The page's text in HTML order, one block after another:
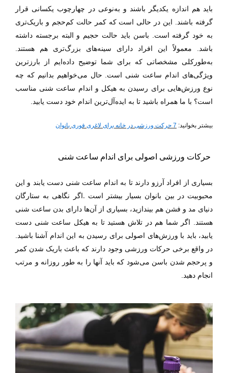
باید هم اندازه یکدیگر باشند و به‌نوعی در چهارچوب یکسانی قرار
گرفته باشند. این در حالی است که کمر حالت کم‌حجم و باریک‌تری
به خود گرفته است. باسن باید حالت حجیم و البته برجسته داشته
باشد. معمولاً این افراد دارای سینه‌های بزرگ‌تری هم هستند.
به‌طورکلی مشخصاتی که برای شما توضیح داده‌ایم از بارزترین
ویژگی‌های اندام ساعت شنی است. حال می‌خواهیم بدانیم که چه
نوع ورزش‌هایی برای رسیدن به هیکل و اندام ساعت شنی مناسب
است؟ با ما همراه باشید تا به ایده‌آل‌ترین اندام خود دست یابید.
بیشتر بخوانید: 7 حرکت ورزشی در خانه برای لاغری فوری بانوان
حرکات ورزشی اصولی برای اندام ساعت شنی
بسیاری از افراد آرزو دارند تا به اندام ساعت شنی دست یابند و این
محبوبیت در بین بانوان بسیار بیشتر است .اگر
نگاهی به ستارگان
دنیای مد و فشن هم بیندازید، بسیاری از آن‌ها دارای بدن ساعت شنی
هستند. اگر شما هم در تلاش هستید تا به هیکل ساعت شنی دست
یابید، باید با ورزش‌های اصولی برای رسیدن به این اندام آشنا باشید.
در واقع برخی حرکات ورزشی وجود دارند که باعث باریک شدن کمر
و پرحجم شدن باسن می‌شود که باید آنها را به طور روزانه و مرتب
انجام دهید.